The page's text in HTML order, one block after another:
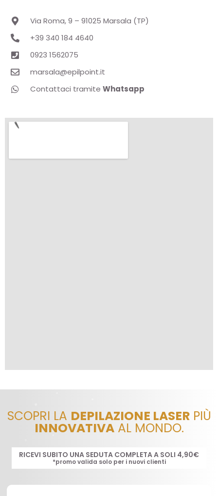
Via Roma, 9 – 91025 Marsala (TP)
+39 340 184 4640
0923 1562075
marsala@epilpoint.it
Contattaci tramite Whatsapp
SCOPRI LA DEPILAZIONE LASERPIÙ
INNOVATIVAAL MONDO.
RICEVI SUBITO UNA SEDUTA COMPLETA A SOLI 4,90€
*promo valida solo per i nuovi clienti